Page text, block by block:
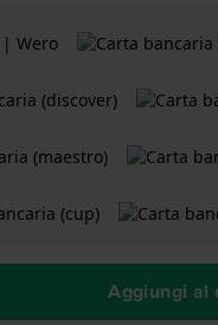
Aggiungi al